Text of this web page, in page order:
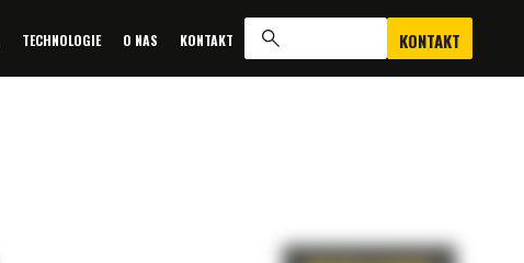
TECHNOLOGIE O NAS KONTAKT KONTAKT